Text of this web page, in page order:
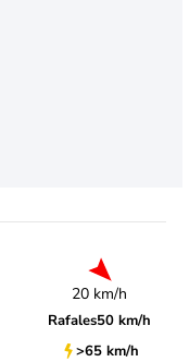
20 km/h
Rafales50 km/h
>65 km/h